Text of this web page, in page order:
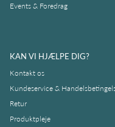
Events & Foredrag
KAN VI HJÆLPE DIG?
Kontakt os
Kundeservice &
Retur
Produktpleje